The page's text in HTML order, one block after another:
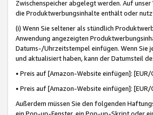
Zwischenspeicher abgelegt werden. Auf
die Produktwerbungsinhalte enthält oder
(i) Wenn Sie seltener als stündlich
Anwendung angezeigten
Datums-/Uhrzeitstempel einfügen. Wenn Sie
und aktualisiert haben, kann der Datumsteil
• Preis auf [Amazon-Website einfügen]:
• Preis auf [Amazon-Website einfügen]:
Außerdem müssen Sie den folgenden
ein Pop-up-Fenster, ein Pop-up-Skript oder